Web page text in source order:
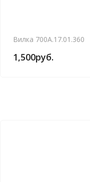
Вилка 700А.17.01.360
1,500руб.